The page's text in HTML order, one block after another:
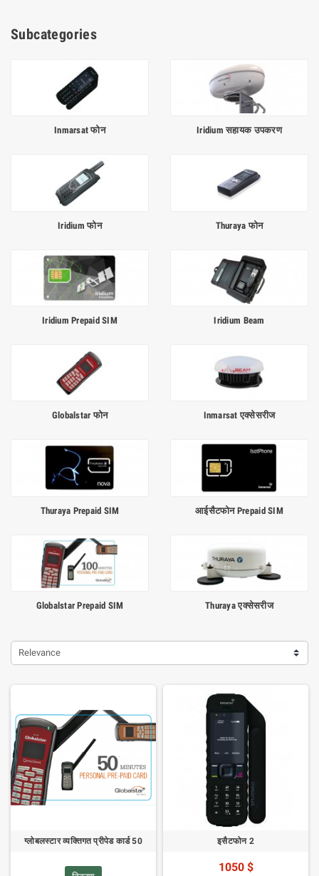
Subcategories
Inmarsat फोन Iridium सहायक उपकरण
Iridium फोन Thuraya फोन
Iridium Prepaid SIM Iridium Beam
Globalstar फोन Inmarsat एक्सेसरीज
Thuraya Prepaid SIM आईसैटफोन Prepaid SIM
Globalstar Prepaid SIM Thuraya एक्सेसरीज
Relevance
ग्लोबलस्टार व्यक्तिगत प्रीपेड कार्ड 50 इसैटफोन 2
1050 $